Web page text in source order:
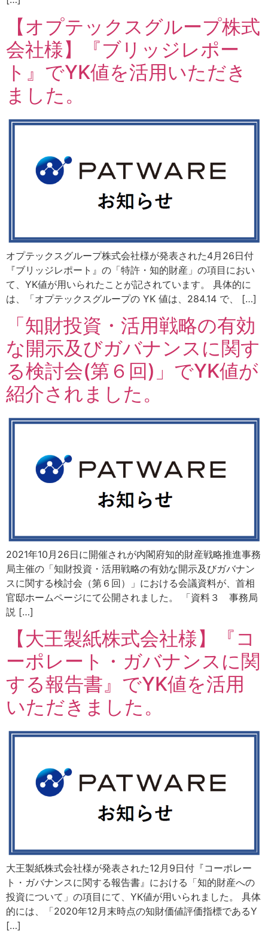
【オプテックスグループ株式
会社様】『ブリッジレポー
ト』でYK値を活用いただき
ました。
オプテックスグループ株式会社様が発表された4月26日付
『ブリッジレポート』の「特許・知的財産」の項目におい
て、YK値が用いられたことが記されています。 具体的に
は、「オプテックスグループの YK 値は、284.14 で、 […]
「知財投資・活用戦略の有効
な開示及びガバナンスに関す
る検討会(第６回)」でYK値が
紹介されました。
2021年10月26日に開催されが内閣府知的財産戦略推進事務
局主催の「知財投資・活用戦略の有効な開示及びガバナン
スに関する検討会（第６回）」における会議資料が、首相
官邸ホームページにて公開されました。 「資料３ 事務局
説 […]
【大王製紙株式会社様】『コ
ーポレート・ガバナンスに関
する報告書』でYK値を活用
いただきました。
大王製紙株式会社様が発表された12月9日付『コーポレー
ト・ガバナンスに関する報告書』における「知的財産への
投資について」の項目にて、YK値が用いられました。 具体
的には、「2020年12月末時点の知財価値評価指標であるY
[…]